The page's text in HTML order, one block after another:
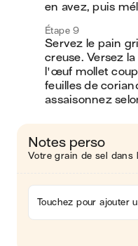
en avez, puis
Étape 9
Servez le pain
creuse. Versez
l'œuf mollet
feuilles de
assaisonnez
Notes perso
Votre grain de sel dans
Touchez pour ajouter